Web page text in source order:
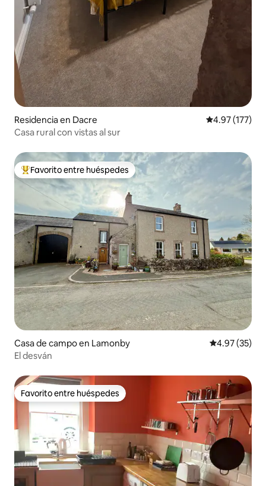
Residencia en Dacre Calificación
4.97 (177)
Casa rural con vistas al sur
De los mejores en Favorito entre huéspedes
Favorito entre huéspedes
Casa de campo en Lamonby Calificación
4.97 (35)
El desván
Favorito entre huéspedes
Favorito entre huéspedes